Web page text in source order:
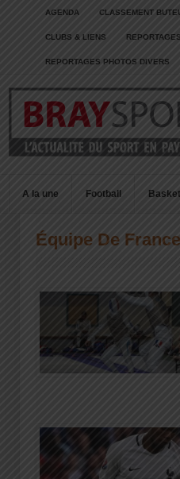
AGENDA CLASSEMENT
CLUBS & LIENS
REPORTAGES PHOTOS DIVERS
A la une Football
Équipe De France